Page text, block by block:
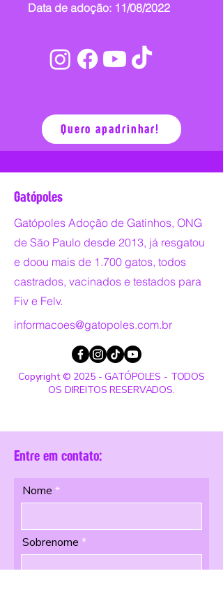
Data de adoção: 11/08/2022
Quero apadrinhar!
Gatópoles
Gatópoles Adoção de Gatinhos, ONG
de São Paulo desde 2013, já resgatou
e doou mais de 1.700 gatos, todos
castrados, vacinados e testados para
Fiv e Felv.
informacoes@gatopoles.com.br
Copyright © 2025 - GATÓPOLES - TODOS
OS DIREITOS RESERVADOS.
Entre em contato:
Nome
Sobrenome